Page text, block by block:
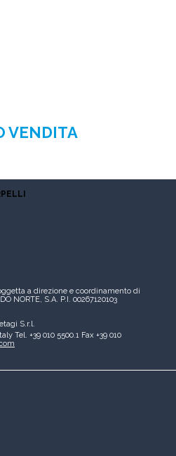
VENDITA
a direzione e coordinamento di
NORTE, S.A. P.I. 00267120103
S.r.l.
Tel. +39 010 5500.1 Fax +39 010